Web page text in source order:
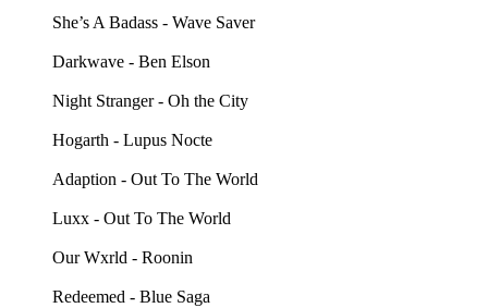
She’s A Badass - Wave Saver
Darkwave - Ben Elson
Night Stranger - Oh the City
Hogarth - Lupus Nocte
Adaption - Out To The World
Luxx - Out To The World
Our Wxrld - Roonin
Redeemed - Blue Saga